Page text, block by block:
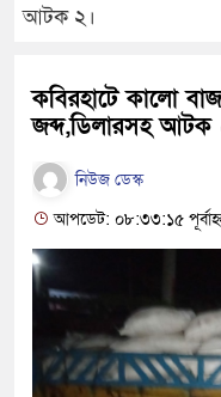
আটক ২।
কবিরহাটে কালো
জব্দ,ডিলারসহ আটক
নিউজ ডেস্ক
আপডেট: ০৮:৩৩:১৫